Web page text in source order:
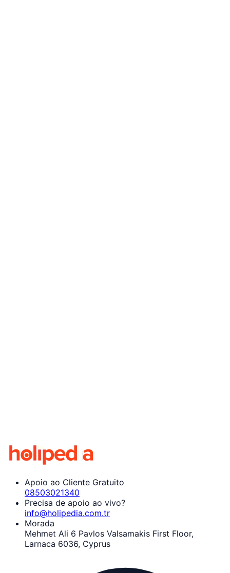
Apoio ao Cliente Gratuito
08503021340
Precisa de apoio ao vivo?
info@holipedia.com.tr
Morada
Mehmet Ali 6 Pavlos Valsamakis First Floor,
Larnaca 6036, Cyprus